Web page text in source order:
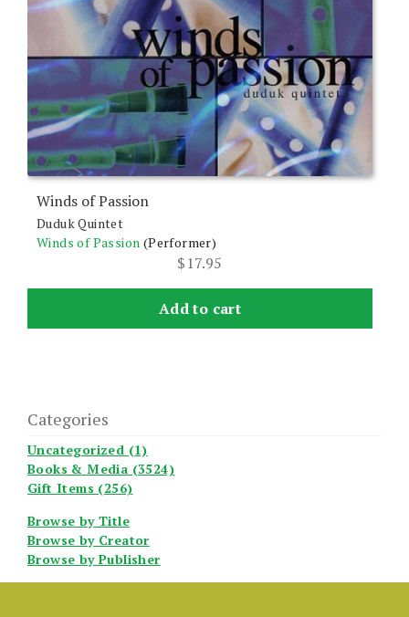
Winds of Passion
Duduk Quintet
Winds of Passion (Performer)
$17.95
Add to cart
Categories
Uncategorized (1)
Books & Media (3524)
Gift Items (256)
Browse by Title
Browse by Creator
Browse by Publisher